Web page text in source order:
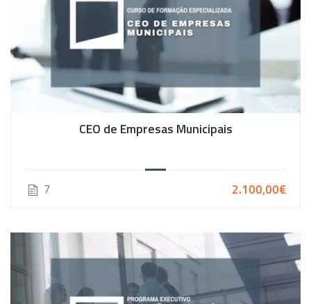
CEO de Empresas Municipais
7 2.100,00€